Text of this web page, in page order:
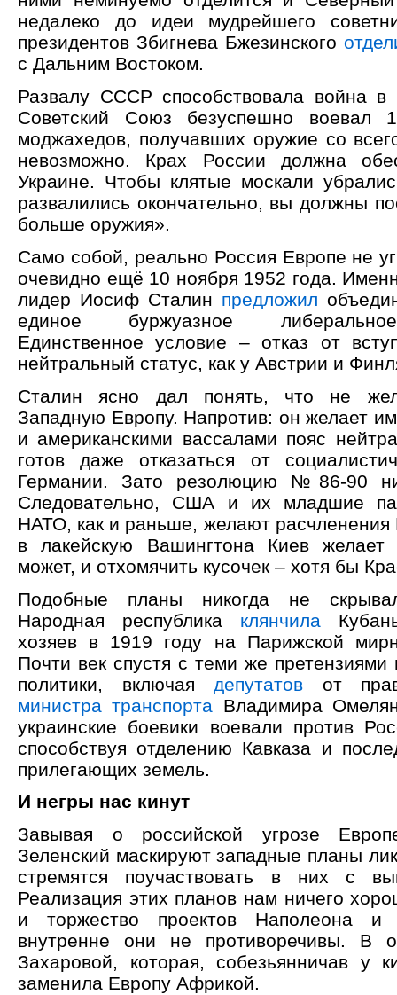
недалеко до идеи мудрейшего
президентов Збигнева Бжезинского
с Дальним Востоком.
Развалу СССР способствовала война в
Советский Союз безуспешно воевал
моджахедов, получавших оружие со
невозможно. Крах России должна
Украине. Чтобы клятые москали
развалились окончательно, вы должны
больше оружия».
Само собой, реально Россия Европе не
очевидно ещё 10 ноября 1952 года.
лидер Иосиф Сталин предложил
единое буржуазное
Единственное условие – отказ от
нейтральный статус, как у Австрии и
Сталин ясно дал понять, что не
Западную Европу. Напротив: он желает
и американскими вассалами пояс
готов даже отказаться от
Германии. Зато резолюцию №86-90
Следовательно, США и их младшие
НАТО, как и раньше, желают
в лакейскую Вашингтона Киев желает
может, и отхомячить кусочек – хотя бы
Подобные планы никогда не
Народная республика клянчила
хозяев в 1919 году на Парижской
Почти век спустя с теми же претензиями
политики, включая депутатов от
министра транспорта
Владимира
украинские боевики воевали против
способствуя отделению Кавказа и
прилегающих земель.
И негры нас кинут
Завывая о российской угрозе
Зеленский маскируют западные планы
стремятся поучаствовать в них с
Реализация этих планов нам ничего
и торжество проектов Наполеона и
внутренне они не противоречивы. В
Захаровой, которая, собезьянничав у
заменила Европу Африкой.